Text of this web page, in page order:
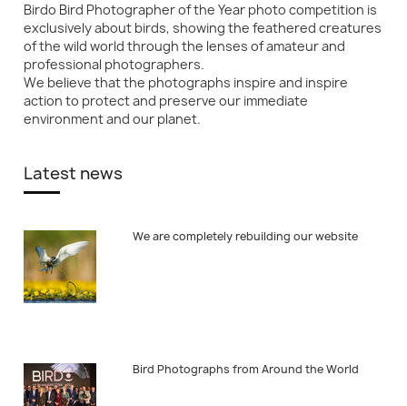
Birdo Bird Photographer of the Year photo competition is
exclusively about birds, showing the feathered creatures
of the wild world through the lenses of amateur and
professional photographers.
We believe that the photographs inspire and inspire
action to protect and preserve our immediate
environment and our planet.
Latest news
We are completely rebuilding our website
Bird Photographs from Around the World